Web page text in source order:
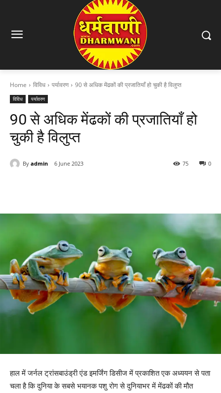
Home विविध पर्यावरण 90 से अधिक मेंढकों की प्रजातियाँ हो चुकी है विलुप्त
विविध पर्यावरण
90 से अधिक मेंढकों की प्रजातियाँ हो
चुकी है विलुप्त
By admin 6 June 2023 0
75
हाल में जर्नल ट्रांसबाउंड्री एंड इमर्जिंग डिसीज में प्रकाशित एक अध्ययन से पता
चला है कि दुनिया के सबसे भयानक पशु रोग से दुनियाभर में मेंढकों की मौत